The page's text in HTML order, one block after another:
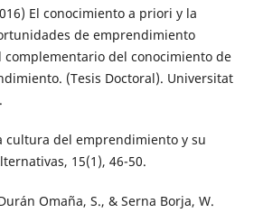
El conocimiento a priori y la
de emprendimiento
complementario del conocimiento de
(Tesis Doctoral). Universitat
cultura del emprendimiento y su
15(1), 46-50.
Omaña, S., & Serna Borja, W.